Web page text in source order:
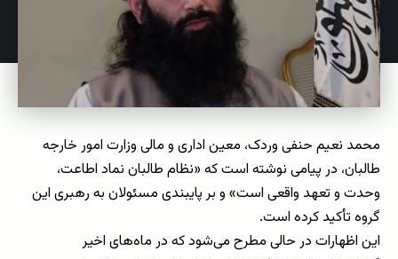
محمد نعیم حنفی وردک، معین اداری و مالی وزارت امور خارجه
طالبان، در پیامی نوشته است که «نظام طالبان نماد اطاعت،
وحدت و تعهد واقعی است» و بر پایبندی مسئولان به رهبری این
گروه تأکید کرده است.
این اظهارات در حالی مطرح می‌شود که در ماه‌های اخیر